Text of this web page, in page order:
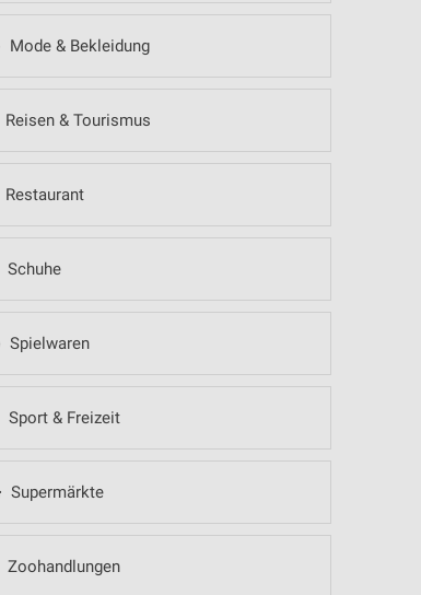
Mode & Bekleidung
Reisen & Tourismus
Restaurant
Schuhe
Spielwaren
Sport & Freizeit
Supermärkte
Zoohandlungen